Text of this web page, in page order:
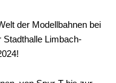
der Modellbahnen bei
Stadthalle Limbach-